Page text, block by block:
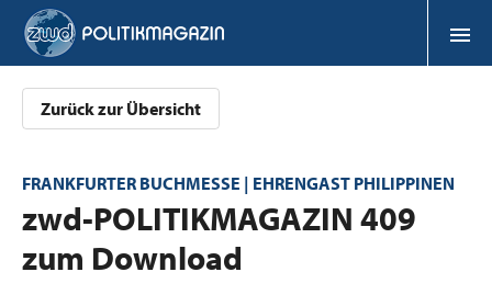
Zurück zur Übersicht
FRANKFURTER BUCHMESSE | EHRENGAST PHILIPPINEN
zwd-POLITIKMAGAZIN 409
zum Download